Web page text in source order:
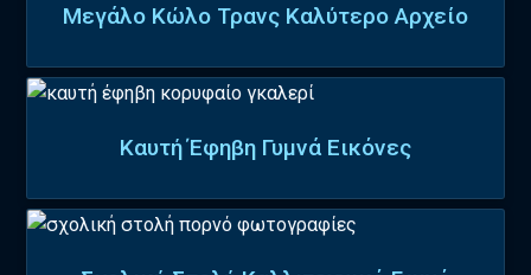
Μεγάλο Κώλο Τρανς Καλύτερο Αρχείο
Καυτή Έφηβη Γυμνά Εικόνες